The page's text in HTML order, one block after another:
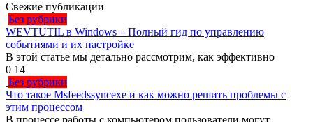
Свежие публикации
Без рубрики
WEVTUTIL в Windows – Полный гид по управлению
событиями и их настройке
В этой статье мы детально рассмотрим, как эффективно
0 14
Без рубрики
Что такое Msfeedssyncexe и как можно решить проблемы с
этим процессом